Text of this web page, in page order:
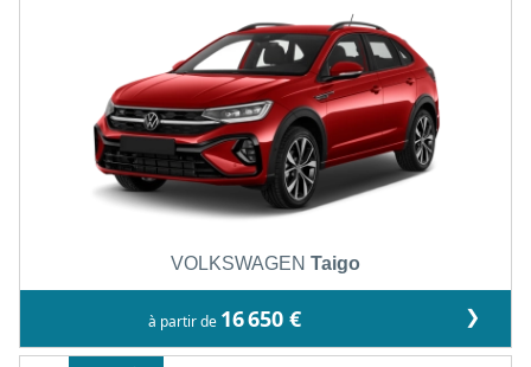
VOLKSWAGEN Taigo
à partir de 16 650 € ❯